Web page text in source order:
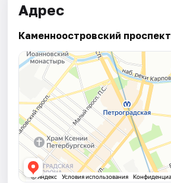
Адрес
Каменноостровский проспект